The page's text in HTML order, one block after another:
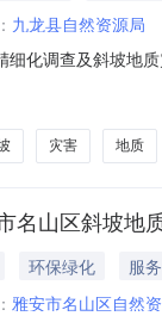
九龙县自然资源局
化调查及斜坡地
目基本情况项目
灾害 地质
名山区斜坡
环保绿化
服务
雅安市名山区自然